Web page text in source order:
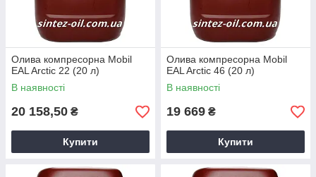
Олива компресорна Mobil
EAL Arctic 22 (20 л)
В наявності
20 158,50 ₴
Купити
Олива компресорна Mobil
EAL Arctic 46 (20 л)
В наявності
19 669 ₴
Купити